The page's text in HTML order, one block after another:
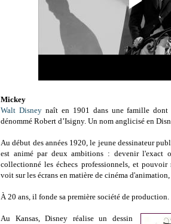
Mickey
Walt Disneynaît en 1901 dans une famille dont
dénommé Robert d’Isigny. Un nom anglicisé en
Au début des années 1920, le jeune dessinateur
est animé par deux ambitions : devenir l'exact
collectionné les échecs professionnels, et
voit sur les écrans en matière de cinéma
À 20 ans, il fonde sa première société de production.
Au Kansas, Disney réalise un dessin